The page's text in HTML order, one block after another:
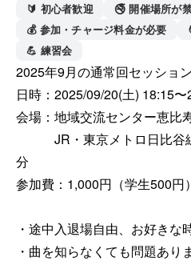
🔰 初心者歓迎
🚭 開催場所が
💰 参加・チャージ料金が必要
💪 練習会
2025年9月の通常回セッショ
日時：2025/09/20(土) 18:15
会場：地域交流センター恵比
JR・東京メトロ日比谷線
分
参加費：1,000円（学生500円）
・途中入退場自由、お好きな
・曲を知らなくても問題あり